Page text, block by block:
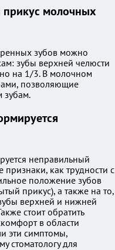
прикус молочных
зубов можно
зубы верхней челюсти
на 1/3. В молочном
позволяющие
зубам.
неправильный
признаки, как трудности с
положение зубов
прикус), а также на то,
верхней и нижней
стоит обратить
в области
эти симптомы,
стоматологу для